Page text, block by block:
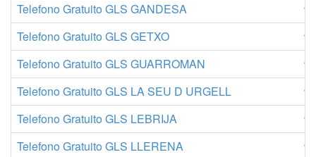
Telefono Gratuito GLS GANDESA
Telefono Gratuito GLS GETXO
Telefono Gratuito GLS GUARROMAN
Telefono Gratuito GLS LA SEU D URGELL
Telefono Gratuito GLS LEBRIJA
Telefono Gratuito GLS LLERENA